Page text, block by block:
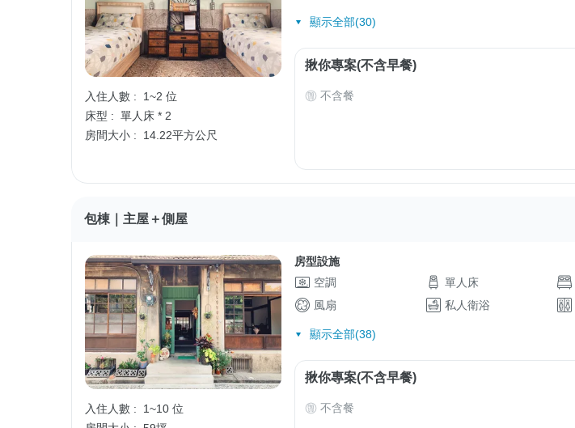
入住人數 :
1~2 位
床型 : 單人床 * 2
房間大小 :
14.22平方公尺
顯示全部(30)
揪你專案(不含早餐)
不含餐
包棟｜主屋＋側屋
入住人數 :
1~10 位
房型設施
空調
單人床
風扇
私人衛浴
顯示全部(38)
揪你專案(不含早餐)
不含餐